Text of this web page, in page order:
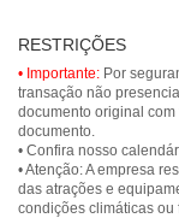
RESTRIÇÕES
• Importante: Por
transação não
documento original
documento.
• Confira nosso
• Atenção: A empresa
das atrações e
condições climáticas ou